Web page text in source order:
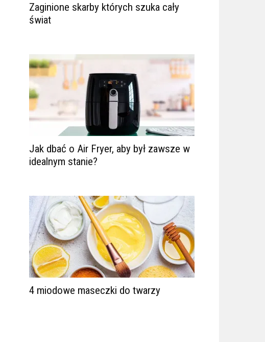
Zaginione skarby których szuka cały
świat
Jak dbać o Air Fryer, aby był zawsze w
idealnym stanie?
4 miodowe maseczki do twarzy